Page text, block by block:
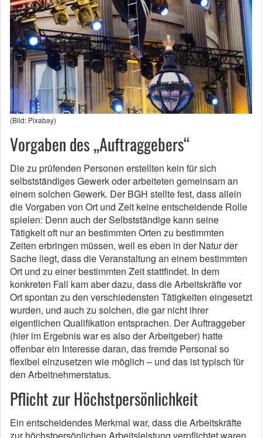
(Bild: Pixabay)
Vorgaben des „Auftraggebers“
Die zu prüfenden Personen erstellten kein für sich
selbstständiges Gewerk oder arbeiteten gemeinsam an
einem solchen Gewerk. Der BGH stellte fest, dass allein
die Vorgaben von Ort und Zeit keine entscheidende Rolle
spielen: Denn auch der Selbstständige kann seine
Tätigkeit oft nur an bestimmten Orten zu bestimmten
Zeiten erbringen müssen, weil es eben in der Natur der
Sache liegt, dass die Veranstaltung an einem bestimmten
Ort und zu einer bestimmten Zeit stattfindet. In dem
konkreten Fall kam aber dazu, dass die Arbeitskräfte vor
Ort spontan zu den verschiedensten Tätigkeiten eingesetzt
wurden, und auch zu solchen, die gar nicht ihrer
eigentlichen Qualifikation entsprachen. Der Auftraggeber
(hier im Ergebnis war es also der Arbeitgeber) hatte
offenbar ein Interesse daran, das fremde Personal so
flexibel einzusetzen wie möglich – und das ist typisch für
den Arbeitnehmerstatus.
Pflicht zur Höchstpersönlichkeit
Ein entscheidendes Merkmal war, dass die Arbeitskräfte
zur höchstpersönlichen Arbeitsleistung verpflichtet waren.